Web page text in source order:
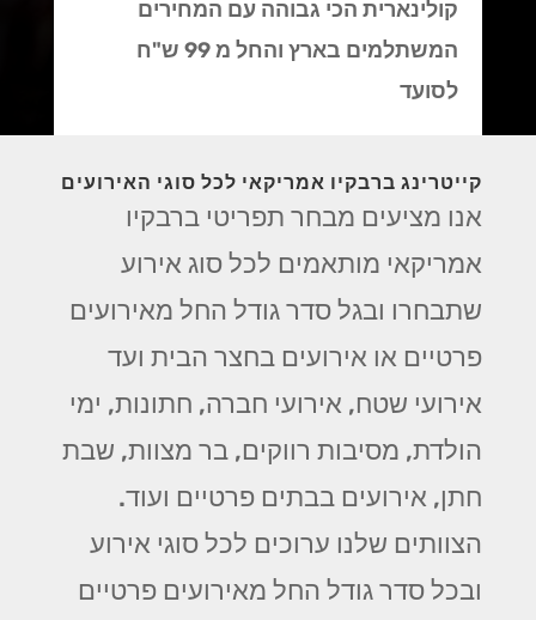
קולינארית הכי גבוהה עם המחירים
המשתלמים בארץ והחל מ 99 ש"ח
לסועד
קייטרינג ברבקיו אמריקאי לכל סוגי האירועים
אנו מציעים מבחר תפריטי ברבקיו
אמריקאי מותאמים לכל סוג אירוע
שתבחרו ובגל סדר גודל החל מאירועים
פרטיים או אירועים בחצר הבית ועד
אירועי שטח, אירועי חברה, חתונות, ימי
הולדת, מסיבות רווקים, בר מצוות, שבת
חתן, אירועים בבתים פרטיים ועוד.
הצוותים שלנו ערוכים לכל סוגי אירוע
ובכל סדר גודל החל מאירועים פרטיים